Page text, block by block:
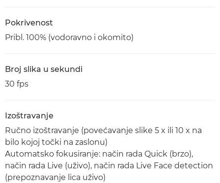
Pokrivenost
Pribl. 100% (vodoravno i okomito)
Broj slika u sekundi
30 fps
Izoštravanje
Ručno izoštravanje (povećavanje slike 5 x ili 10 x na
bilo kojoj točki na zaslonu)
Automatsko fokusiranje: način rada Quick (brzo),
način rada Live (uživo), način rada Live Face detection
(prepoznavanje lica uživo)